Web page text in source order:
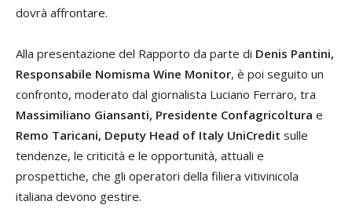
dovrà affrontare.
Alla presentazione del Rapporto da parte di Denis Pantini,
Responsabile Nomisma Wine Monitor, è poi seguito un
confronto, moderato dal giornalista Luciano Ferraro, tra
Massimiliano Giansanti, Presidente Confagricoltura e
Remo Taricani, Deputy Head of Italy UniCredit sulle
tendenze, le criticità e le opportunità, attuali e
prospettiche, che gli operatori della filiera vitivinicola
italiana devono gestire.